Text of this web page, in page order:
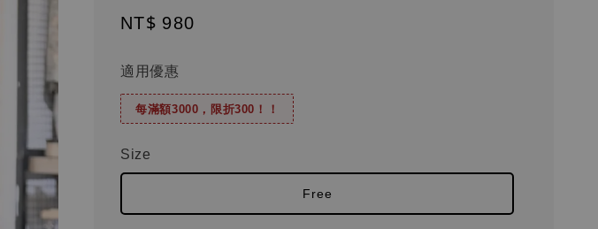
Regular
NT$ 980
適用優惠
每滿額3000，限折300！！
Size
Free